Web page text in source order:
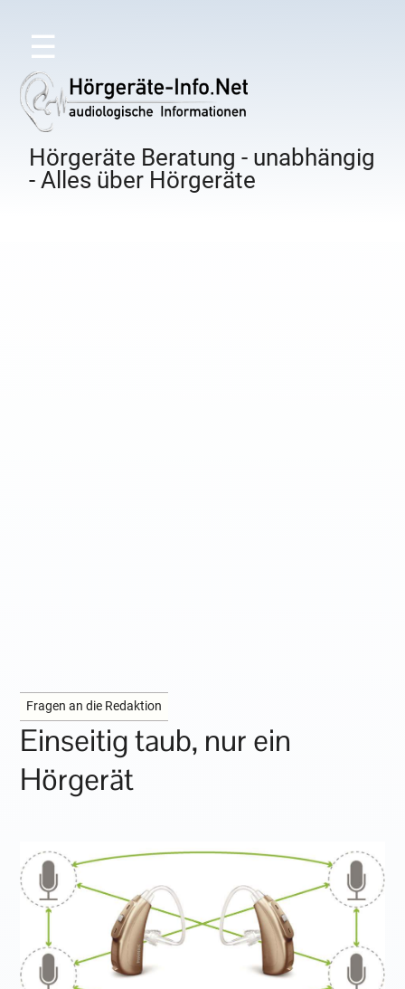
☰
Hörgeräte Beratung - unabhängig
- Alles über Hörgeräte
Fragen an die Redaktion
Einseitig taub, nur ein
Hörgerät